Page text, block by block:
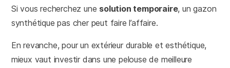
Si vous recherchez une solution temporaire, un gazon
synthétique pas cher peut faire l’affaire.
En revanche, pour un extérieur durable et esthétique,
mieux vaut investir dans une pelouse de meilleure